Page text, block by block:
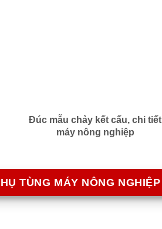
Đúc mẫu chảy kết cấu, chi tiết
máy nông nghiệp
TÙNG MÁY NÔNG NGHIỆP